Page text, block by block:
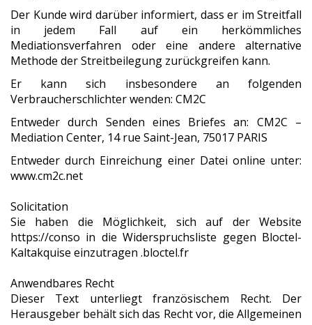
Der Kunde wird darüber informiert, dass er im Streitfall
in jedem Fall auf ein herkömmliches
Mediationsverfahren oder eine andere alternative
Methode der Streitbeilegung zurückgreifen kann.
Er kann sich insbesondere an folgenden
Verbraucherschlichter wenden: CM2C
Entweder durch Senden eines Briefes an: CM2C –
Mediation Center, 14 rue Saint-Jean, 75017 PARIS
Entweder durch Einreichung einer Datei online unter:
www.cm2c.net
Solicitation
Sie haben die Möglichkeit, sich auf der Website
https://conso in die Widerspruchsliste gegen Bloctel-
Kaltakquise einzutragen .bloctel.fr
Anwendbares Recht
Dieser Text unterliegt französischem Recht. Der
Herausgeber behält sich das Recht vor, die Allgemeinen